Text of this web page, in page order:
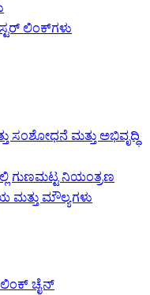
ಲಿಂಕ್‌ಗಳು
ಸಂಶೋಧನೆ ಮತ್ತು ಅಭಿವೃದ್ಧಿ
ಗುಣಮಟ್ಟ ನಿಯಂತ್ರಣ
ಮತ್ತು ಮೌಲ್ಯಗಳು
ಲಿಂಕ್ ಚೈನ್